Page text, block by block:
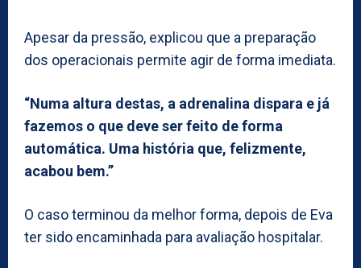
Apesar da pressão, explicou que a preparação
dos operacionais permite agir de forma imediata.
“Numa altura destas, a adrenalina dispara e já
fazemos o que deve ser feito de forma
automática. Uma história que, felizmente,
acabou bem.”
O caso terminou da melhor forma, depois de Eva
ter sido encaminhada para avaliação hospitalar.